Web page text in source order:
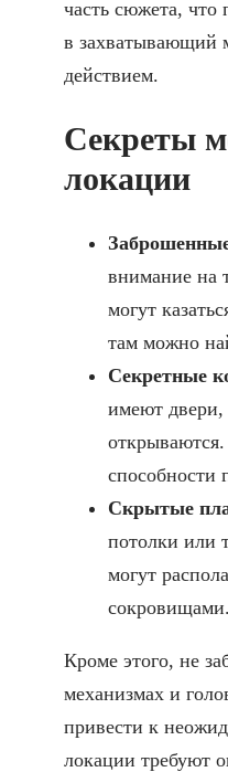
часть сюжета, что
в захватывающий
действием.
Секреты
локации
внимание на
могут
там можно
Секретные
имеют двери,
способности
Скрытые
потолки или
могут
сокровищами.
Кроме этого, не
механизмах и
привести к
локации требуют